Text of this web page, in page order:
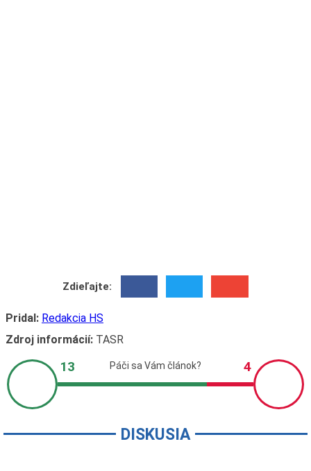
Zdieľajte:
Pridal: Redakcia HS
Zdroj informácií:TASR
DISKUSIA